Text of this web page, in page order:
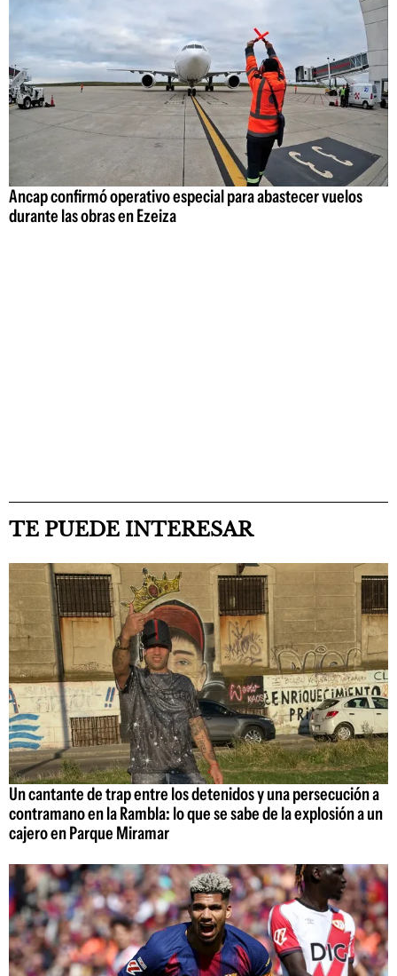
Ancap confirmó operativo especial para abastecer vuelos
durante las obras en Ezeiza
TE PUEDE INTERESAR
Un cantante de trap entre los detenidos y una persecución a
contramano en la Rambla: lo que se sabe de la explosión a un
cajero en Parque Miramar